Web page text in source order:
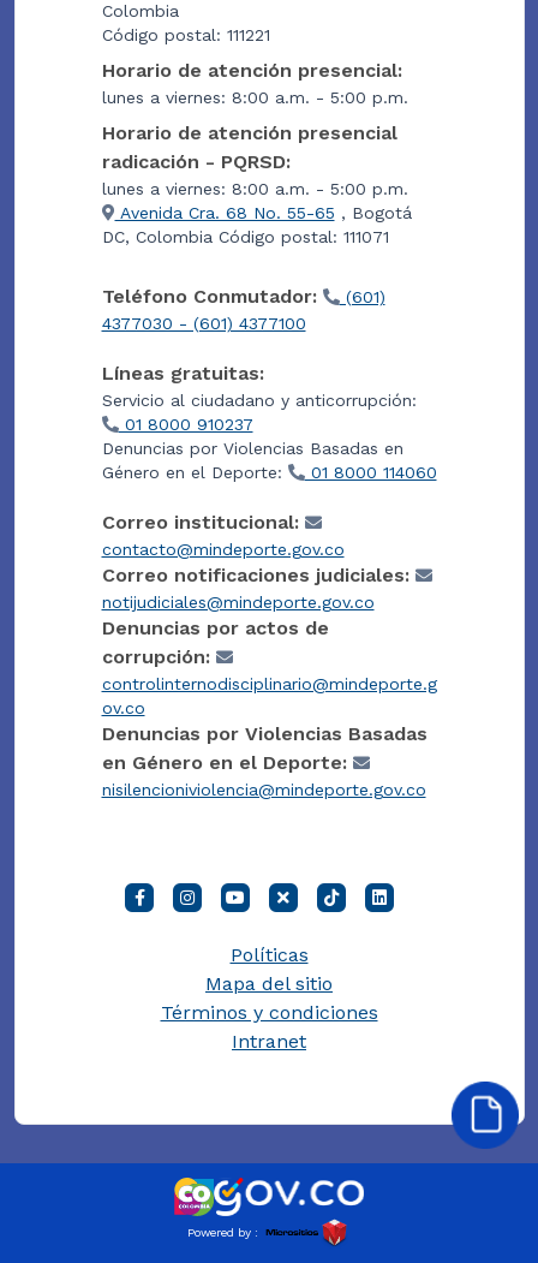
Colombia
Código postal: 111221
Horario de atención presencial:
lunes a viernes: 8:00 a.m. - 5:00 p.m.
Horario de atención presencial
radicación - PQRSD:
lunes a viernes: 8:00 a.m. - 5:00 p.m.
Avenida Cra. 68 No. 55-65 , Bogotá
DC, Colombia Código postal: 111071
Teléfono Conmutador:
(601)
4377030 - (601) 4377100
Líneas gratuitas:
Servicio al ciudadano y anticorrupción:
01 8000 910237
Denuncias por Violencias Basadas en
Género en el Deporte:
01 8000 114060
Correo institucional:
contacto@mindeporte.gov.co
Correo notificaciones judiciales:
notijudiciales@mindeporte.gov.co
Denuncias por actos de
corrupción:
controlinternodisciplinario@mindeporte.g
ov.co
Denuncias por Violencias Basadas
en Género en el Deporte:
nisilencioniviolencia@mindeporte.gov.co
Políticas
Mapa del sitio
Términos y condiciones
Intranet
Powered by :